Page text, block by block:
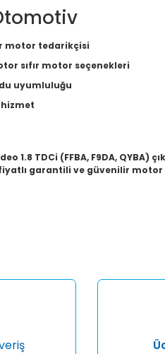
motor tedarikçisi
sıfır motor seçenekleri
uyumluluğu
1.8 TDCi (FFBA, F9DA, QYBA)
garantili ve güvenilir motor
bulunuyor.